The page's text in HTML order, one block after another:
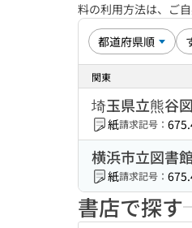
料の利用方法は、ご
関東
埼玉県立熊谷
紙請求記号：
横浜市立図書
紙請求記号：
書店で探す